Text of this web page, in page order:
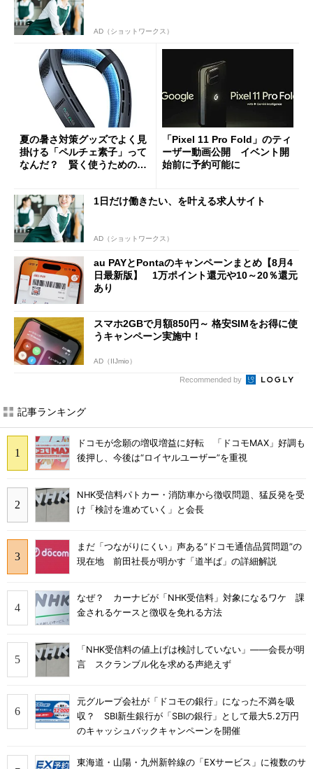
AD（ショットワークス）
夏の暑さ対策グッズでよく見
掛ける「ペルチェ素子」って
なんだ？ 賢く使うための注
「Pixel 11 Pro Fold」のティ
ーザー動画公開 イベント開
始前に予約可能に
1日だけ働きたい、を叶える求人サイト
AD（ショットワークス）
au PAYとPontaのキャンペーンまとめ【8月4
日最新版】 1万ポイント還元や10～20％還元
あり
スマホ2GBで月額850円～ 格安SIMをお得に使
うキャンペーン実施中！
AD（IIJmio）
Recommended by
記事ランキング
ドコモが念願の増収増益に好転 「ドコモMAX」好調も
後押し、今後は“ロイヤルユーザー”を重視
NHK受信料パトカー・消防車から徴収問題、猛反発を受
け「検討を進めていく」と会長
まだ「つながりにくい」声ある“ドコモ通信品質問題”の
現在地 前田社長が明かす「道半ば」の詳細解説
なぜ？ カーナビが「NHK受信料」対象になるワケ 課
金されるケースと徴収を免れる方法
「NHK受信料の値上げは検討していない」――会長が明
言 スクランブル化を求める声絶えず
元グループ会社が「ドコモの銀行」になった不満を吸
収？ SBI新生銀行が「SBIの銀行」として最大5.2万円
のキャッシュバックキャンペーンを開催
東海道・山陽・九州新幹線の「EXサービス」に複数のサ